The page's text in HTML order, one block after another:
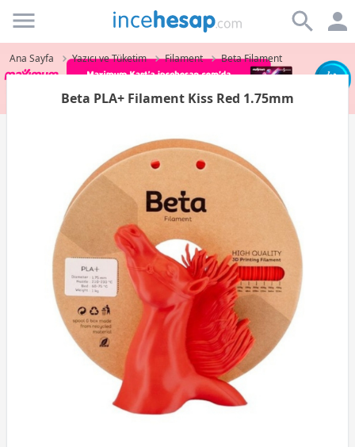
Incehesap
Ana Sayfa Yazıcı ve Tüketim Filament Beta Filament
Beta PLA+ Filament Kiss Red 1.75mm